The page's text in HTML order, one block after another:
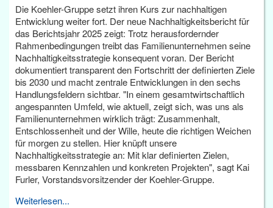
Die Koehler-Gruppe setzt ihren Kurs zur nachhaltigen
Entwicklung weiter fort. Der neue Nachhaltigkeitsbericht für
das Berichtsjahr 2025 zeigt: Trotz herausfordernder
Rahmenbedingungen treibt das Familienunternehmen seine
Nachhaltigkeitsstrategie konsequent voran. Der Bericht
dokumentiert transparent den Fortschritt der definierten Ziele
bis 2030 und macht zentrale Entwicklungen in den sechs
Handlungsfeldern sichtbar. "In einem gesamtwirtschaftlich
angespannten Umfeld, wie aktuell, zeigt sich, was uns als
Familienunternehmen wirklich trägt: Zusammenhalt,
Entschlossenheit und der Wille, heute die richtigen Weichen
für morgen zu stellen. Hier knüpft unsere
Nachhaltigkeitsstrategie an: Mit klar definierten Zielen,
messbaren Kennzahlen und konkreten Projekten", sagt Kai
Furler, Vorstandsvorsitzender der Koehler-Gruppe.
Weiterlesen...